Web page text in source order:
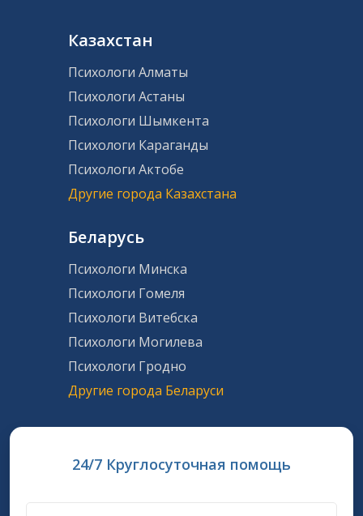
Казахстан
Психологи Алматы
Психологи Астаны
Психологи Шымкента
Психологи Караганды
Психологи Актобе
Другие города Казахстана
Беларусь
Психологи Минска
Психологи Гомеля
Психологи Витебска
Психологи Могилева
Психологи Гродно
Другие города Беларуси
24/7 Круглосуточная помощь